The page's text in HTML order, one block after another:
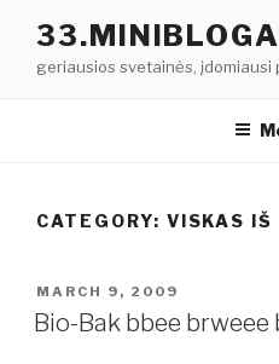
contentgeriausios svetainės, įdomiausi
CATEGORY: VISKAS IŠ
POSTED
ON
MARCH 9, 2009
Bio-Bak bbee brweee